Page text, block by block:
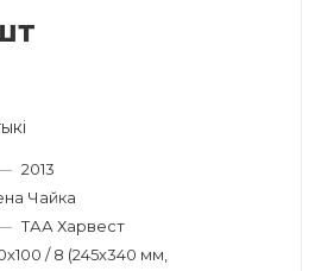
2013
Чайка
ТАА Харвест
/ 8 (245х340 мм,